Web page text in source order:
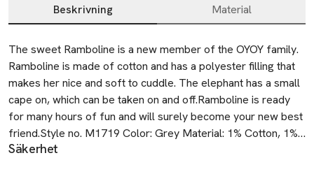
Beskrivning Material
Beskrivning
The sweet Ramboline is a new member of the OYOY family.
Ramboline is made of cotton and has a polyester filling that
makes her nice and soft to cuddle. The elephant has a small
cape on, which can be taken on and off.Ramboline is ready
for many hours of fun and will surely become your new best
friend.Style no. M1719 Color: Grey Material: 1% Cotton, 1%
Recycled Polyester Filling Dimensions: H36 x L35 x W16 cm
Säkerhet